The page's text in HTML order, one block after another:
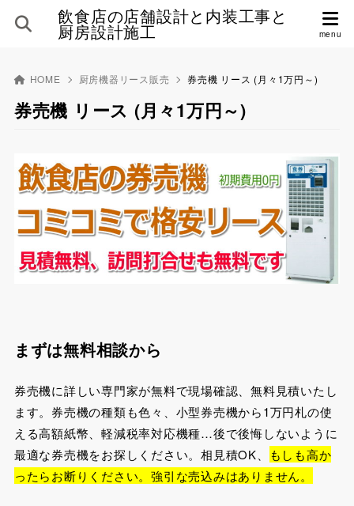
飲食店の店舗設計と内装工事と
厨房設計施工
HOME 厨房機器リース販売 券売機 リース (月々1万円～)
券売機 リース (月々1万円～)
まずは無料相談から
券売機に詳しい専門家が無料で現場確認、無料見積いたし
ます。券売機の種類も色々、小型券売機から1万円札の使
える高額紙幣、軽減税率対応機種…後で後悔しないように
最適な券売機をお探しください。相見積OK、
もしも高か
ったらお断りください。強引な売込みはありません。